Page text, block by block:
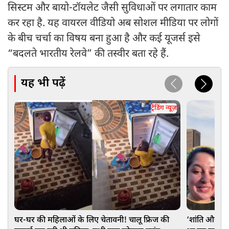
सिस्टम और बायो-टॉयलेट जैसी सुविधाओं पर लगातार काम
कर रहा है. यह वायरल वीडियो अब सोशल मीडिया पर लोगों
के बीच चर्चा का विषय बना हुआ है और कई यूजर्स इसे
“बदलते भारतीय रेलवे” की तस्वीर बता रहे हैं.
यह भी पढ़ें
ट्रेंडिंग न्यूज़
घर-घर की महिलाओं के लिए चेतावनी! चालू फ्रिज की
‘शांति और